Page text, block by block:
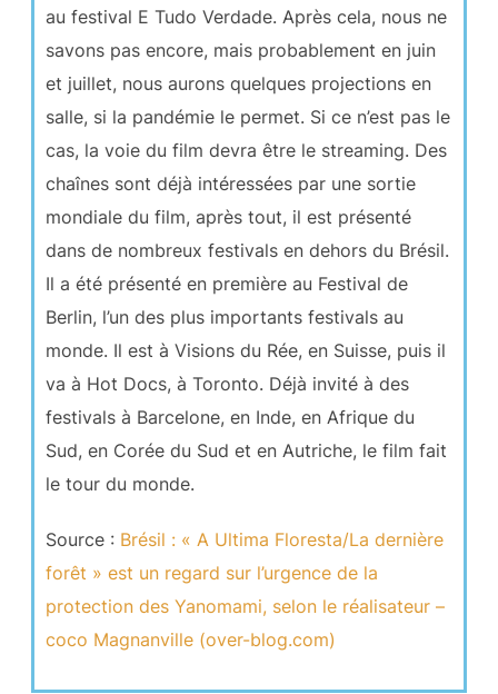
au festival E Tudo Verdade. Après cela, nous ne
savons pas encore, mais probablement en juin
et juillet, nous aurons quelques projections en
salle, si la pandémie le permet. Si ce n’est pas le
cas, la voie du film devra être le streaming. Des
chaînes sont déjà intéressées par une sortie
mondiale du film, après tout, il est présenté
dans de nombreux festivals en dehors du Brésil.
Il a été présenté en première au Festival de
Berlin, l’un des plus importants festivals au
monde. Il est à Visions du Rée, en Suisse, puis il
va à Hot Docs, à Toronto. Déjà invité à des
festivals à Barcelone, en Inde, en Afrique du
Sud, en Corée du Sud et en Autriche, le film fait
le tour du monde.
Source : Brésil : « A Ultima Floresta/La dernière
forêt » est un regard sur l’urgence de la
protection des Yanomami, selon le réalisateur –
coco Magnanville (over-blog.com)